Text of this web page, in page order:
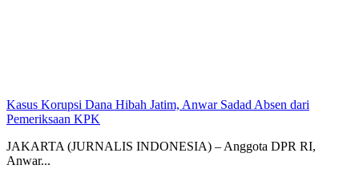
Kasus Korupsi Dana Hibah Jatim, Anwar Sadad Absen dari
Pemeriksaan KPK
JAKARTA (JURNALIS INDONESIA) – Anggota DPR RI,
Anwar...